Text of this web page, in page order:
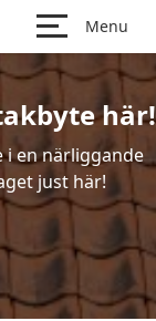
Menu
här!
en närliggande
just här!